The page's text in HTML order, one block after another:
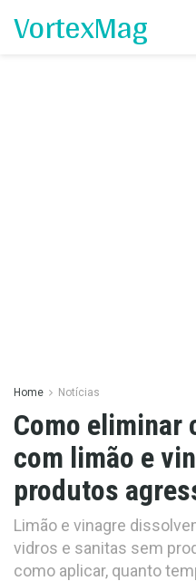
VortexMag
Home Notícias
Como eliminar
com limão e
produtos
Limão e vinagre
vidros e sanitas sem
como aplicar, quanto